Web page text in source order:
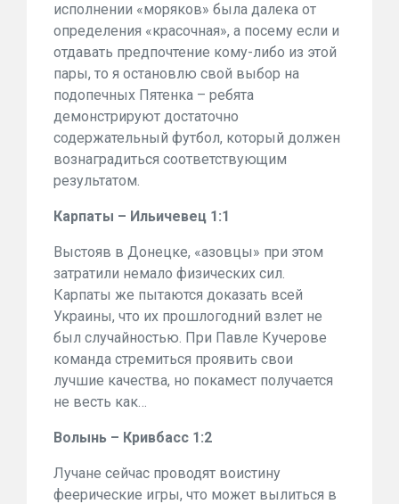
исполнении «моряков» была далека от
определения «красочная», а посему если и
отдавать предпочтение кому-либо из этой
пары, то я остановлю свой выбор на
подопечных Пятенка – ребята
демонстрируют достаточно
содержательный футбол, который должен
вознаградиться соответствующим
результатом.
Карпаты – Ильичевец 1:1
Выстояв в Донецке, «азовцы» при этом
затратили немало физических сил.
Карпаты же пытаются доказать всей
Украины, что их прошлогодний взлет не
был случайностью. При Павле Кучерове
команда стремиться проявить свои
лучшие качества, но покамест получается
не весть как…
Волынь – Кривбасс 1:2
Лучане сейчас проводят воистину
феерические игры, что может вылиться в